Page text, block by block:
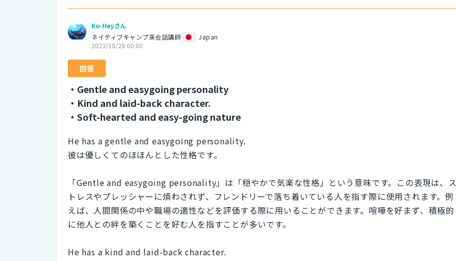
Ko-Heyさん
ネイティブキャンプ英会話講師
Japan
2023/10/28 00:00
回答
・Gentle and easygoing personality
・Kind and laid-back character.
・Soft-hearted and easy-going nature
He has a gentle and easygoing personality.
彼は優しくてのほほんとした性格です。
「Gentle and easygoing personality」は「穏やかで気楽な性格」という意味です。この表現は、ス
トレスやプレッシャーに煩わされず、フレンドリーで落ち着いている人を指す際に使用されます。例
えば、人間関係の中や職場の適性などを評価する際に用いることができます。喧嘩を好まず、積極的
に他人との絆を築くことを好む人を指すことが多いです。
He has a kind and laid-back character.